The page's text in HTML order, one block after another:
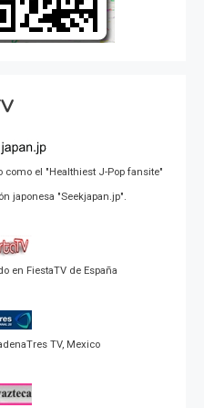
como el "Healthiest J-Pop fansite"
japonesa "Seekjapan.jp".
en FiestaTV de España
TV, Mexico